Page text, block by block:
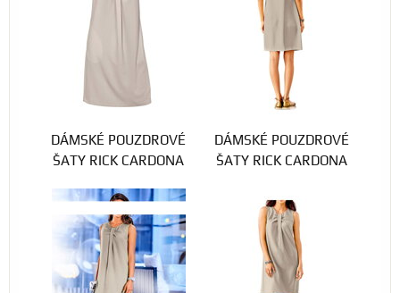
DÁMSKÉ POUZDROVÉ
ŠATY RICK CARDONA
DÁMSKÉ POUZDROVÉ
ŠATY RICK CARDONA